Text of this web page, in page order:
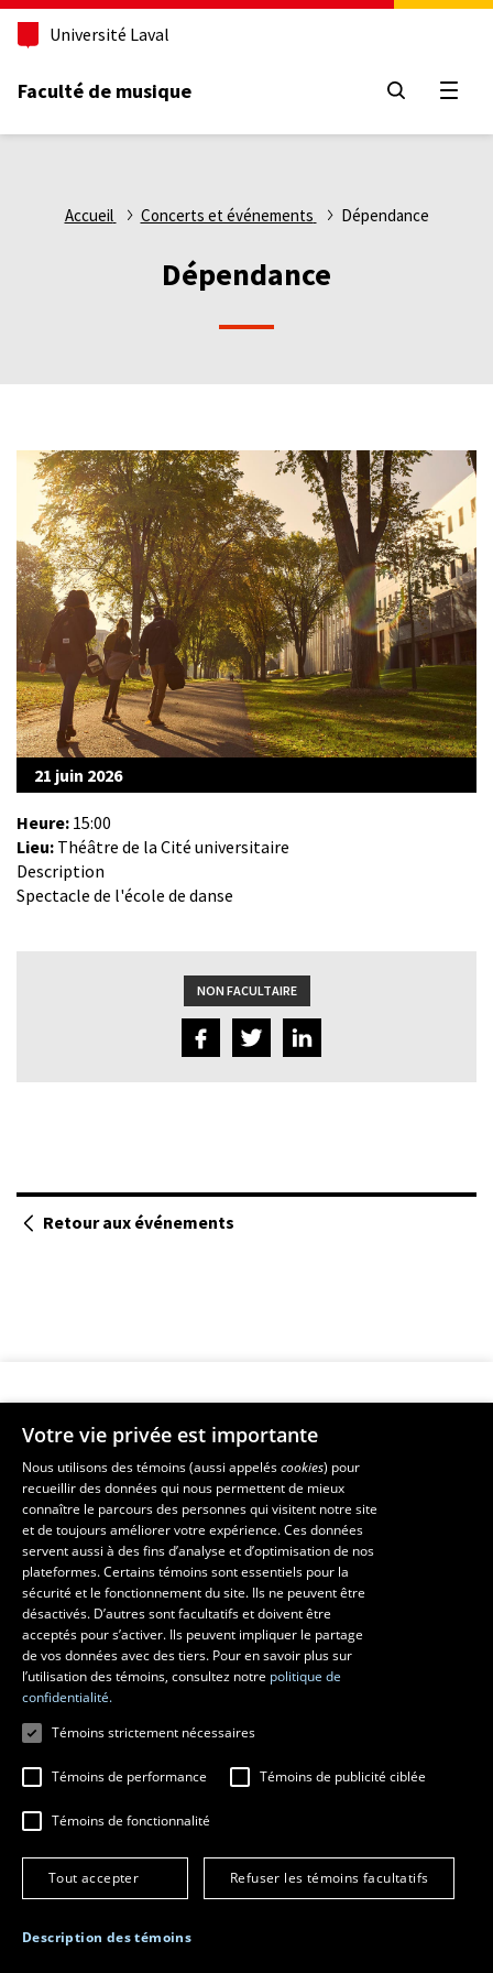
Aller
principal
Université Laval
Faculté de musique
Accueil Concerts et événements Dépendance
Dépendance
21 juin 2026
Heure: 15:00
Lieu: Théâtre de la Cité universitaire
Description
Spectacle de l'école de danse
NON FACULTAIRE
Retour aux événements
Faculté de musique
Pavillon Louis-Jacques-Casault
1055, avenue du Séminaire, Québec (Québec)  G1V 0A6
Téléphone: 418 656-7061
Suivez-nous sur Facebook
Suivez-nous sur YouTube
Conditions générales d'utilisation
Fraude en ligne
Paramétrer les témoins
Votre vie privée est importante
Nous utilisons des témoins (aussi appeléscookies) pour
recueillir des données qui nous permettent de mieux
connaître le parcours des personnes qui visitent notre site
et de toujours améliorer votre expérience. Ces données
servent aussi à des fins d’analyse et d’optimisation de nos
plateformes. Certains témoins sont essentiels pour la
sécurité et le fonctionnement du site. Ils ne peuvent être
désactivés. D’autres sont facultatifs et doivent être
acceptés pour s’activer. Ils peuvent impliquer le partage
de vos données avec des tiers. Pour en savoir plus sur
l’utilisation des témoins, consultez notre politique de
confidentialité.
Témoins strictement nécessaires
Témoins de performance Témoins de publicité ciblée
Témoins de fonctionnalité
Tout accepter Refuser les témoins facultatifs
Description des témoins